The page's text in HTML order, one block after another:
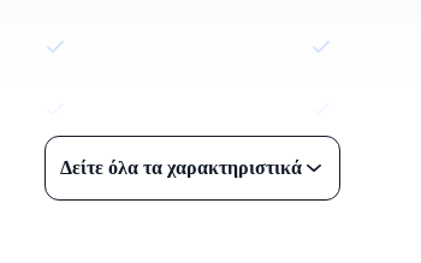
Δείτε όλα τα χαρακτηριστικά